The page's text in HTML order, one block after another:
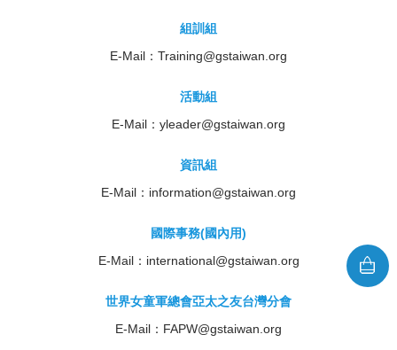
組訓組
E-Mail： Training@gstaiwan.org
活動組
E-Mail： yleader@gstaiwan.org
資訊組
E-Mail： information@gstaiwan.org
國際事務(國內用)
E-Mail： international@gstaiwan.org
世界女童軍總會亞太之友台灣分會
E-Mail： FAPW@gstaiwan.org